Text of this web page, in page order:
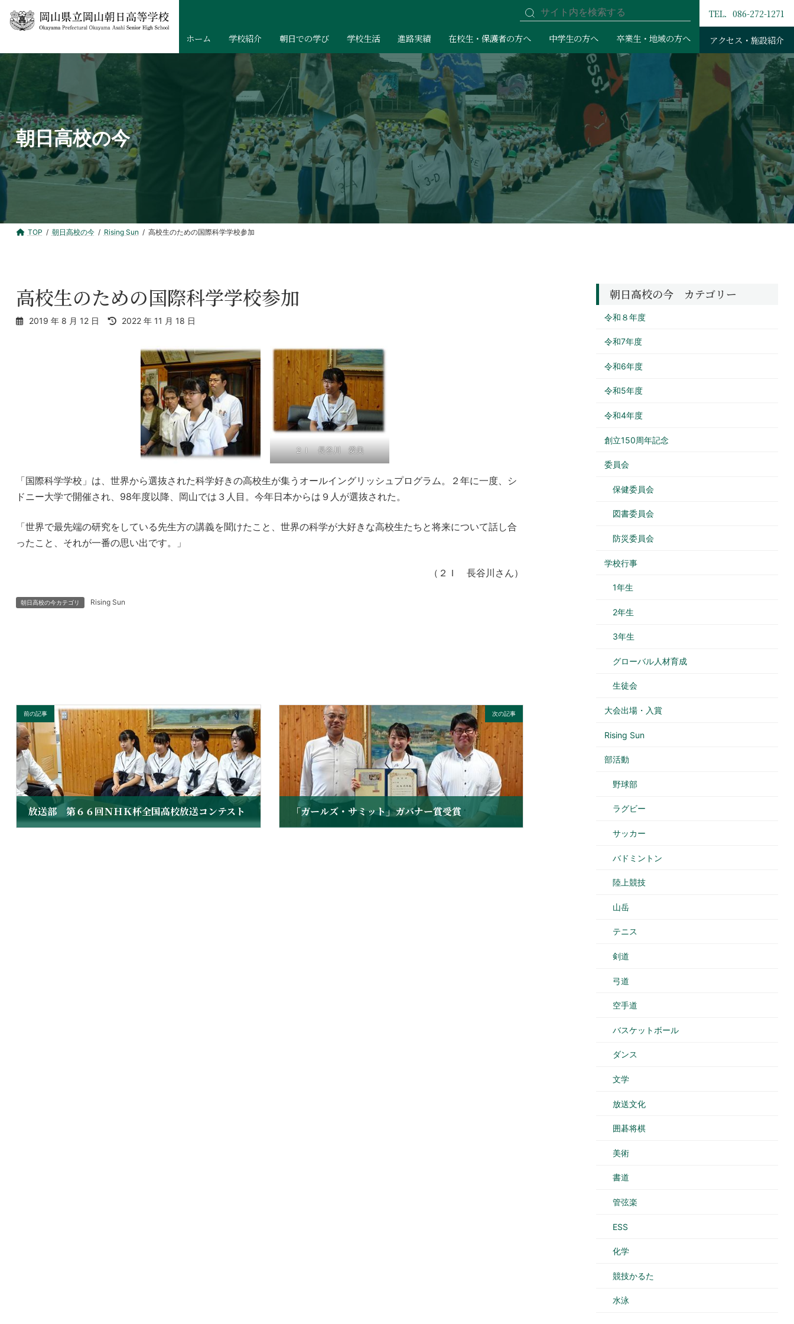
キ
ッ
プ
に
移
動
TEL．086-272-1271
アクセス・施設紹介
ホーム 学校紹介 朝日での学び 学校生活 進路実績 在校生・保護者の方へ 中学生の方へ 卒業生・地域の方へ
朝日高校の今
TOP 朝日高校の今 Rising Sun 高校生のための国際科学学校参加
高校生のための国際科学学校参加
2019 年 8 月 12 日
最
2022 年 11 月 18 日
２Ｉ 長谷川 愛美
「国際科学学校」は、世界から選抜された科学好きの高校生が集うオールイングリッシュプログラム。２年に一度、シ
ドニー大学で開催され、98年度以降、岡山では３人目。今年日本からは９人が選抜された。
「世界で最先端の研究をしている先生方の講義を聞けたこと、世界の科学が大好きな高校生たちと将来について話し合
ったこと、それが一番の思い出です。」
（２Ｉ 長谷川さん）
朝日高校の今カテゴリ Rising Sun
前の記事
放送部 第６６回ＮＨＫ杯全国高校放送コンテスト
次の記事
「ガールズ・サミット」ガバナー賞受賞
朝日高校の今 カテゴリー
令和８年度
令和7年度
令和6年度
令和5年度
令和4年度
創立150周年記念
委員会
保健委員会
図書委員会
防災委員会
学校行事
1年生
2年生
3年生
グローバル人材育成
生徒会
大会出場・入賞
Rising Sun
部活動
野球部
ラグビー
サッカー
バドミントン
陸上競技
山岳
テニス
剣道
弓道
空手道
バスケットボール
ダンス
文学
放送文化
囲碁将棋
美術
書道
管弦楽
ESS
化学
競技かるた
水泳